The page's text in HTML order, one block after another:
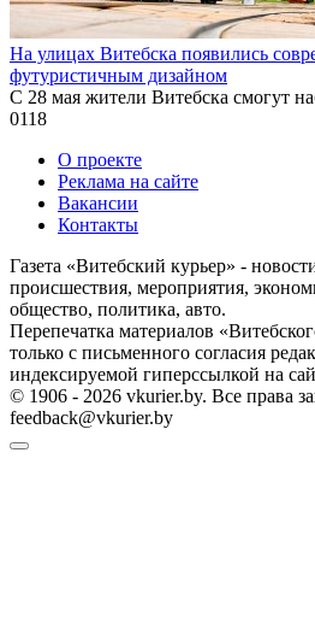
На улицах Витебска появились
футуристичным дизайном
С 28 мая жители Витебска смогут
0118
О проекте
Реклама на сайте
Вакансии
Контакты
Газета «Витебский курьер» -
происшествия, мероприятия,
общество, политика, авто.
Перепечатка материалов
только с письменного согласия
индексируемой гиперссылкой на
© 1906 - 2026 vkurier.by. Все права
feedback@vkurier.by